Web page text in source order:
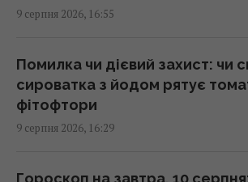
сном: для чого це потрібно
16:26 неділя, 09 серпня 2026
Удосконалені "Герані" ворога:
16:09 неділя, 09 серпня 2026
9 серпня 2026, 16:55
Помилка чи дієвий захист: чи
сироватка з йодом рятує
фітофтори
9 серпня 2026, 16:29
Гороскоп на завтра, 10